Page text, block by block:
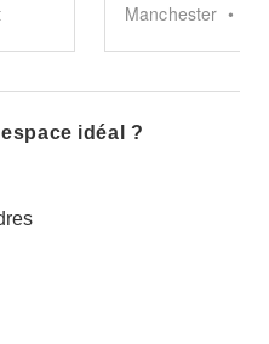
Manchester •
idéal ?